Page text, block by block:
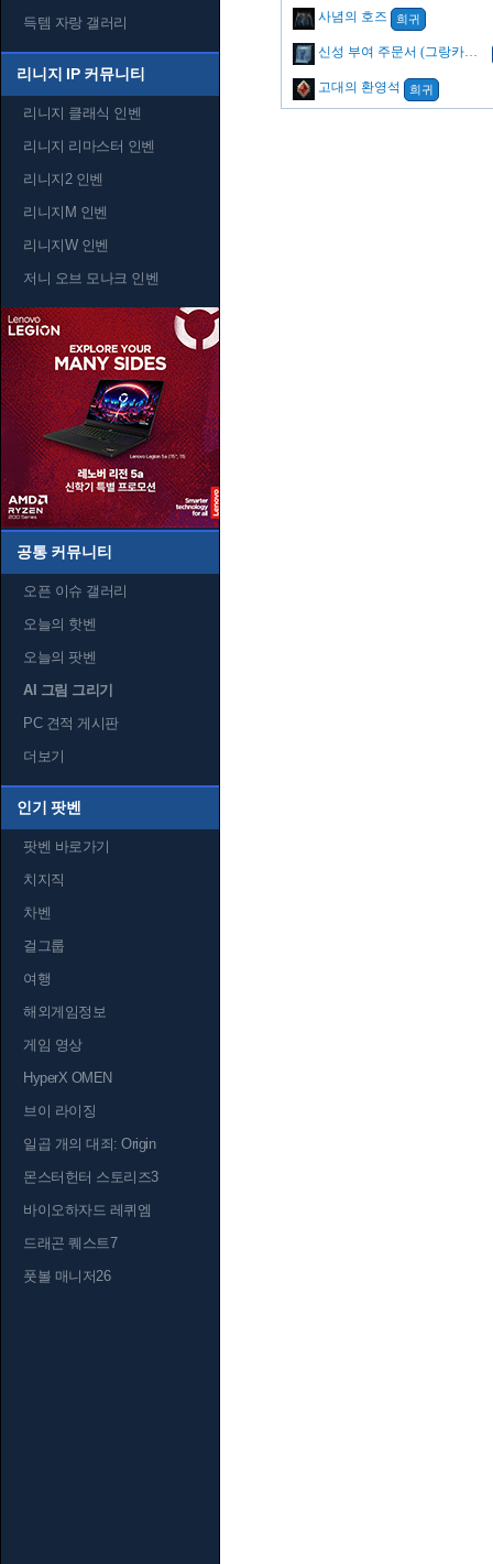
득템 자랑 갤러리
리니지 IP 커뮤니티
리니지 클래식 인벤
리니지 리마스터 인벤
리니지2 인벤
리니지M 인벤
리니지W 인벤
저니 오브 모나크 인벤
공통 커뮤니티
오픈 이슈 갤러리
오늘의 핫벤
오늘의 팟벤
AI 그림 그리기
PC 견적 게시판
더보기
인기 팟벤
팟벤 바로가기
치지직
차벤
걸그룹
여행
해외게임정보
게임 영상
HyperX OMEN
브이 라이징
일곱 개의 대죄: Origin
몬스터헌터 스토리즈3
바이오하자드 레퀴엠
드래곤 퀘스트7
풋볼 매니저26
사념의 호즈 희귀
신성 부여 주문서 (그랑카인의 처단)
고대의 환영석 희귀